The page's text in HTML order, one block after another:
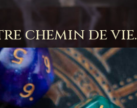
chemin de vie.